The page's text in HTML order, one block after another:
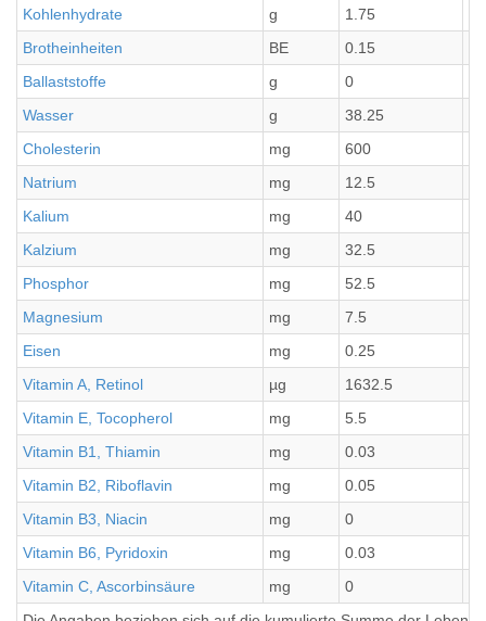
Kohlenhydrate
g 1.75
Brotheinheiten
BE 0.15
Ballaststoffe
g 0
Wasser
g 38.25
Cholesterin
mg 600
Natrium
mg 12.5
Kalium
mg 40
Kalzium
mg 32.5
Phosphor
mg 52.5
Magnesium
mg 7.5
Eisen
mg 0.25
Vitamin A, Retinol
µg 1632.5
Vitamin E, Tocopherol
mg 5.5
Vitamin B1, Thiamin
mg 0.03
Vitamin B2, Riboflavin
mg 0.05
Vitamin B3, Niacin
mg 0
Vitamin B6, Pyridoxin
mg 0.03
Vitamin C, Ascorbinsäure
mg 0